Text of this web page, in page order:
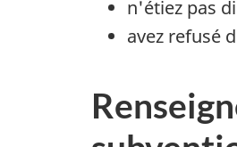
n'étiez pas
avez refusé